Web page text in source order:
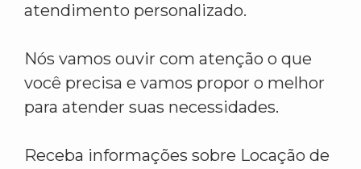
atendimento personalizado.
Nós vamos ouvir com atenção o que
você precisa e vamos propor o melhor
para atender suas necessidades.
Receba informações sobre Locação de